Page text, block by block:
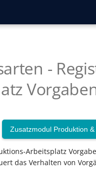
-
Zusatzmodul Produktion
Arbeitsplatz
das Verhalten von